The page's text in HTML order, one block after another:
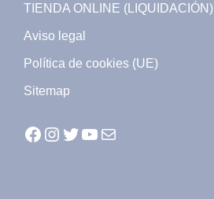
TIENDA ONLINE (LIQUIDACIÓN)
Aviso legal
Política de cookies (UE)
Sitemap
Facebook
Instagram
Twitter
YouTube
Mail